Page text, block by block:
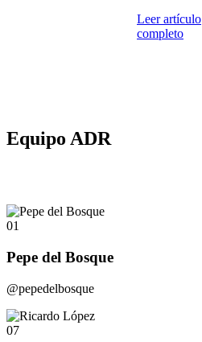
Leer artículo
completo
Equipo ADR
01
Pepe del Bosque
@pepedelbosque
07